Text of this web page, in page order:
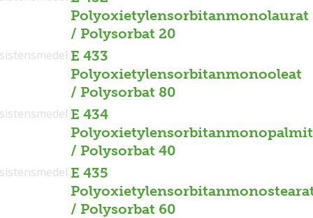
Polyoxietylensorbitanmonolaurat
/ Polysorbat 20
E 433
Polyoxietylensorbitanmonooleat
/ Polysorbat 80
E 434
/ Polysorbat 40
E 435
/ Polysorbat 60